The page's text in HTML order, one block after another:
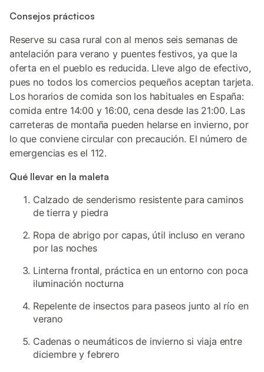
Consejos prácticos
Reserve su casa rural con al menos seis semanas de
antelación para verano y puentes festivos, ya que la
oferta en el pueblo es reducida. Lleve algo de efectivo,
pues no todos los comercios pequeños aceptan tarjeta.
Los horarios de comida son los habituales en España:
comida entre 14:00 y 16:00, cena desde las 21:00. Las
carreteras de montaña pueden helarse en invierno, por
lo que conviene circular con precaución. El número de
emergencias es el 112.
Qué llevar en la maleta
Calzado de senderismo resistente para caminos
de tierra y piedra
Ropa de abrigo por capas, útil incluso en verano
por las noches
Linterna frontal, práctica en un entorno con poca
iluminación nocturna
Repelente de insectos para paseos junto al río en
verano
Cadenas o neumáticos de invierno si viaja entre
diciembre y febrero